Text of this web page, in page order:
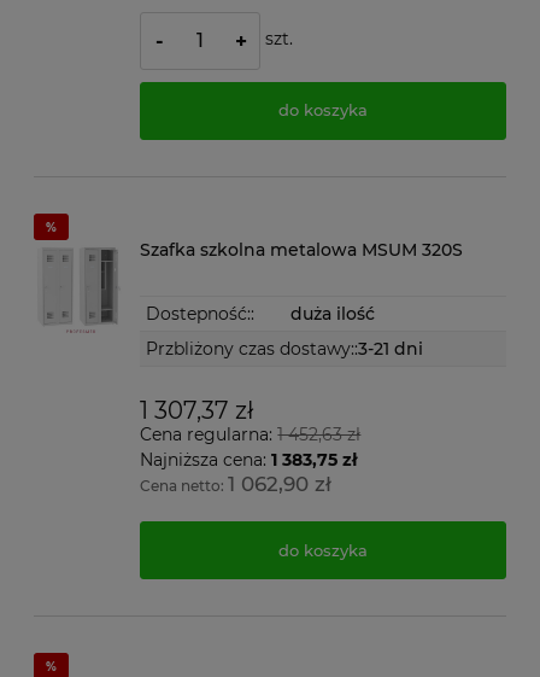
- + szt.
do koszyka
Szafka szkolna metalowa MSUM 320S
Dostepność::
duża ilość
Przbliżony czas dostawy::3-21 dni
1 307,37 zł
Cena regularna:1 452,63 zł
Najniższa cena:1 383,75 zł
Cena netto: 1 062,90 zł
do koszyka